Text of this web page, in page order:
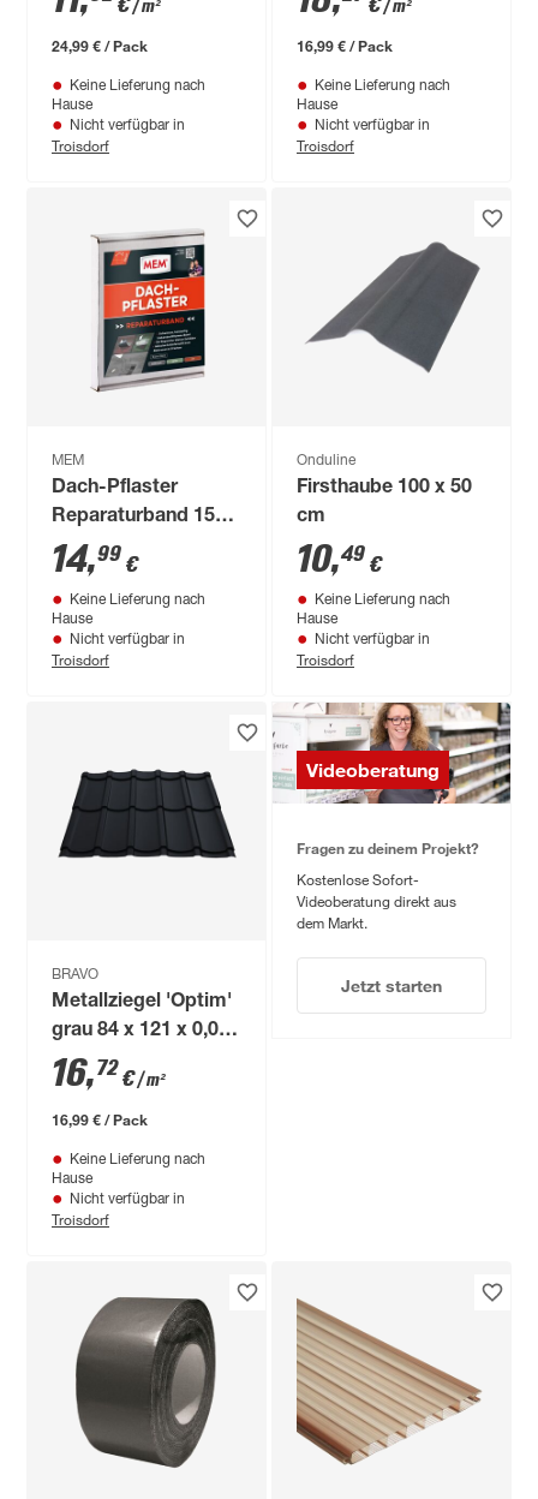
€/ m²
24,99 € / Pack
Keine Lieferung nach
Hause
Nicht verfügbar in
Troisdorf
€/ m²
16,99 € / Pack
Keine Lieferung nach
Hause
Nicht verfügbar in
Troisdorf
MEM
Dach-Pflaster
Reparaturband 15
cm x 25 cm
14,99 €
Keine Lieferung nach
Hause
Nicht verfügbar in
Troisdorf
Onduline
Firsthaube 100 x 50
cm
10,49 €
Keine Lieferung nach
Hause
Nicht verfügbar in
Troisdorf
BRAVO
Metallziegel 'Optim'
grau 84 x 121 x 0,04
cm
16,72€/ m²
16,99 € / Pack
Keine Lieferung nach
Hause
Nicht verfügbar in
Troisdorf
Videoberatung
Fragen zu deinem Projekt?
Kostenlose Sofort-
Videoberatung direkt aus
dem Markt.
Jetzt starten